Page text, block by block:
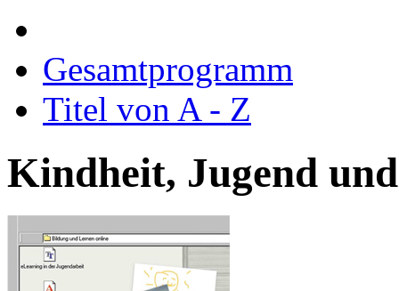
Gesamtprogramm
Titel von A - Z
Kindheit, Jugend